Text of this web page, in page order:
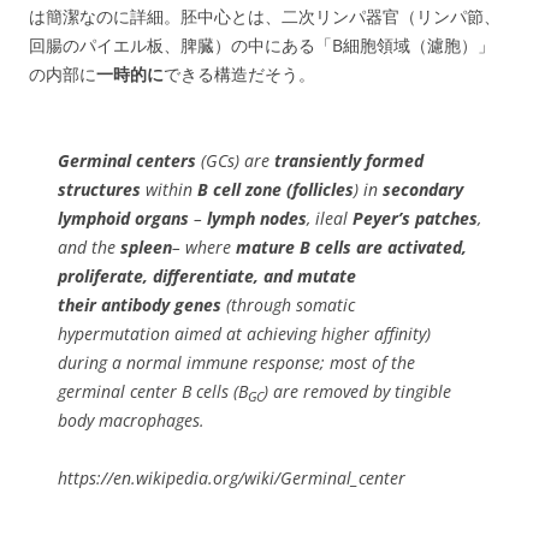
は簡潔なのに詳細。胚中心とは、二次リンパ器官（リンパ節、
回腸のパイエル板、脾臓）の中にある「B細胞領域（濾胞）」
の内部に一時的にできる構造だそう。
Germinal centers (GCs) are transiently formed
structures within B cell zone (follicles) in secondary
lymphoid organs – lymph nodes, ileal Peyer’s patches,
and the spleen– where mature B cells are activated,
proliferate, differentiate, and mutate
their antibody genes (through somatic
hypermutation aimed at achieving higher affinity)
during a normal immune response; most of the
germinal center B cells (BGC) are removed by tingible
body macrophages.
https://en.wikipedia.org/wiki/Germinal_center